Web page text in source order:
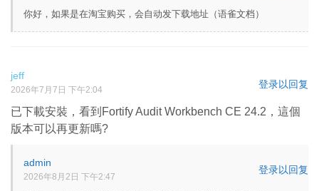
你好，如果是在淘宝购买，会自动发下载地址（语雀文档）
jeff
2026年7月7日 下午2:04 登录以回复
已下載安裝，看到Fortify Audit Workbench CE 24.2，這個
版本可以再更新嗎?
admin
2026年8月2日 下午2:47
登录以回复